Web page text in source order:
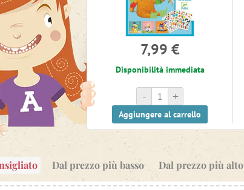
7,99 €
Disponibilità immediata
+
-
Aggiungere al carrello
Dal prezzo più basso Dal prezzo più alto